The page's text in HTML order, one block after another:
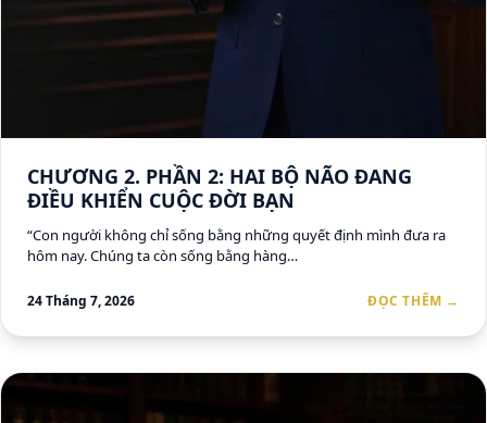
CHƯƠNG 2. PHẦN 2: HAI BỘ NÃO ĐANG
ĐIỀU KHIỂN CUỘC ĐỜI BẠN
“Con người không chỉ sống bằng những quyết định mình đưa ra
hôm nay. Chúng ta còn sống bằng hàng…
24 Tháng 7, 2026 ĐỌC THÊM →